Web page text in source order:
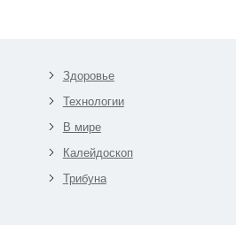
Здоровье
Технологии
В мире
Калейдоскоп
Трибуна